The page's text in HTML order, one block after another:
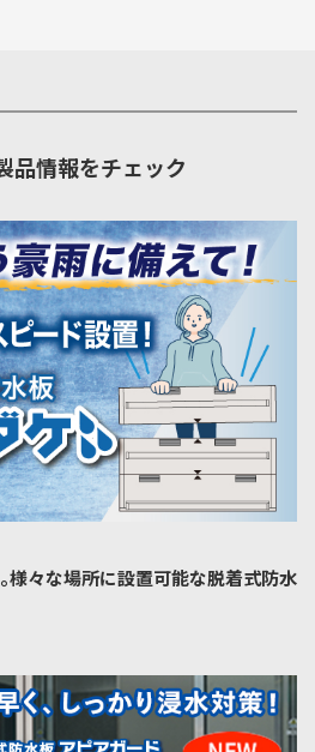
品情報をチェック
。様々な場所に設置可能な脱着式防水